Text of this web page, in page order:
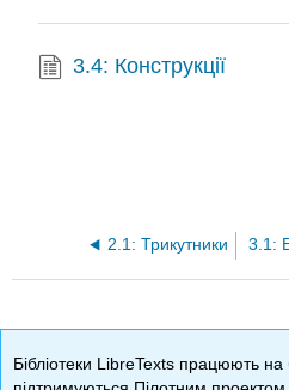
3.4: Конструкції
2.1: Трикутники
Бібліотеки LibreTexts працюють на